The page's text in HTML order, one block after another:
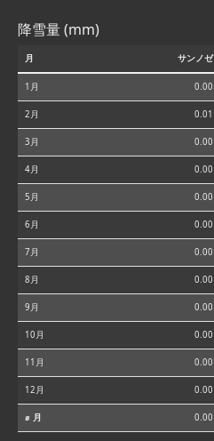
降雪量 (mm)
月 サンノゼ
1月 0.00
2月 0.01
3月 0.00
4月 0.00
5月 0.00
6月 0.00
7月 0.00
8月 0.00
9月 0.00
10月 0.00
11月 0.00
12月 0.00
⌀ 月 0.00